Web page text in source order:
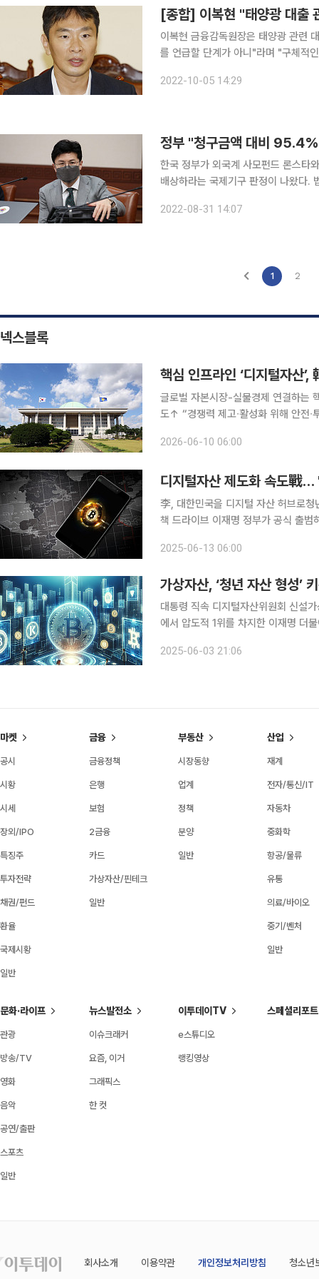
[종합] 이복현 "태양광 대출
이복현 금융감독원장은 태양광 관련
를 언급할 단계가 아니"라며 "구체적인
나 "아직 (태양광 관련 대출 및 사모펀
2022-10-05 14:29
정부 "청구금액 대비
한국 정부가 외국계 사모펀드 론스
배상하라는 국제기구 판정이 나왔다
결센터(ICSID)의 론스타 중재판정부
2022-08-31 14:07
1 2
넥스블록
핵심 인프라인 ‘디지털자산
글로벌 자본시장-실물경제 연결하는
도↑ “경쟁력 제고∙활성화 위해 안전∙투명한 법적
넘어 글로벌 자본시장과 실물경제를
2026-06-10 06:00
李, 대한민국을 디지털 자산 허브로
책 드라이브 이재명 정부가 공식 출범하면서 '대한민국을 디지털 자산 허브로 만들겠다'라는 의지를
을 수립할 계획이다. 특히 청년 자산
2025-06-13 06:00
대통령 직속 디지털자산위원회 신설가상자산 시장
에서 압도적 1위를 차지한 이재명 더
위원회 신설을 통해 가상자산 시장의
2025-06-03 21:06
마켓
공시
시황
시세
장외/IPO
특징주
투자전략
채권/펀드
환율
국제시황
일반
금융
금융정책
은행
보험
2금융
카드
가상자산/핀테크
일반
부동산
시장동향
업계
정책
분양
일반
산업
재계
전자/통신/IT
자동차
중화학
항공/물류
유통
의료/바이오
중기/벤처
일반
문화·라이프
관광
방송/TV
영화
음악
공연/출판
스포츠
일반
뉴스발전소
이슈크래커
요즘, 이거
그래픽스
한 컷
이투데이TV
e스튜디오
랭킹영상
스페셜리포트
회사소개 이용약관 개인정보처리방침 청소년